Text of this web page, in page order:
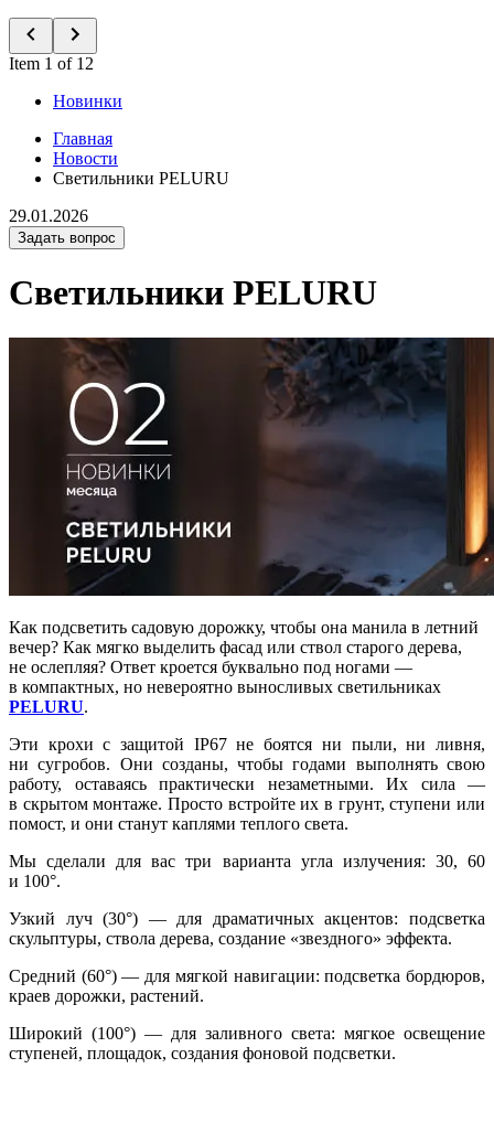
Item 1 of 12
Новинки
Главная
Новости
Светильники PELURU
29.01.2026
Задать вопрос
Светильники PELURU
Как подсветить садовую дорожку, чтобы она манила в летний
вечер? Как мягко выделить фасад или ствол старого дерева,
не ослепляя? Ответ кроется буквально под ногами —
в компактных, но невероятно выносливых светильниках
PELURU.
Эти крохи с защитой IP67 не боятся ни пыли, ни ливня,
ни сугробов. Они созданы, чтобы годами выполнять свою
работу, оставаясь практически незаметными. Их сила —
в скрытом монтаже. Просто встройте их в грунт, ступени или
помост, и они станут каплями теплого света.
Мы сделали для вас три варианта угла излучения: 30, 60
и 100°.
Узкий луч (30°) — для драматичных акцентов: подсветка
скульптуры, ствола дерева, создание «звездного» эффекта.
Средний (60°) — для мягкой навигации: подсветка бордюров,
краев дорожки, растений.
Широкий (100°) — для заливного света: мягкое освещение
ступеней, площадок, создания фоновой подсветки.